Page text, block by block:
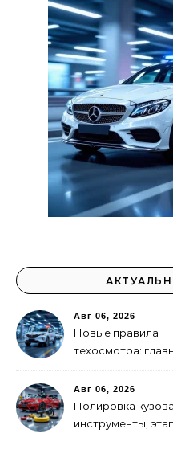
Авг 06, 2026
Новые правила
техосмотра:
Авг 06, 2026
Полировка
инструменты,